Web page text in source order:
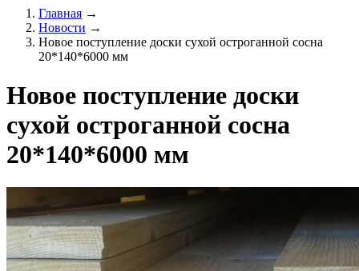
Главная →
Новости →
Новое поступление доски сухой остроганной сосна
20*140*6000 мм
Новое поступление доски
сухой остроганной сосна
20*140*6000 мм